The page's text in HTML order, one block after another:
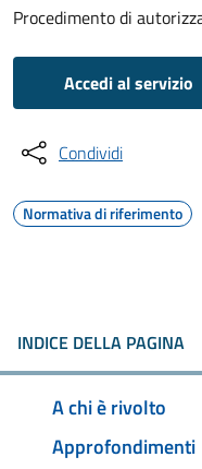
Procedimento di
Accedi al servizio
Condividi
Normativa di riferimento
INDICE DELLA PAGINA
A chi è rivolto
Approfondimenti